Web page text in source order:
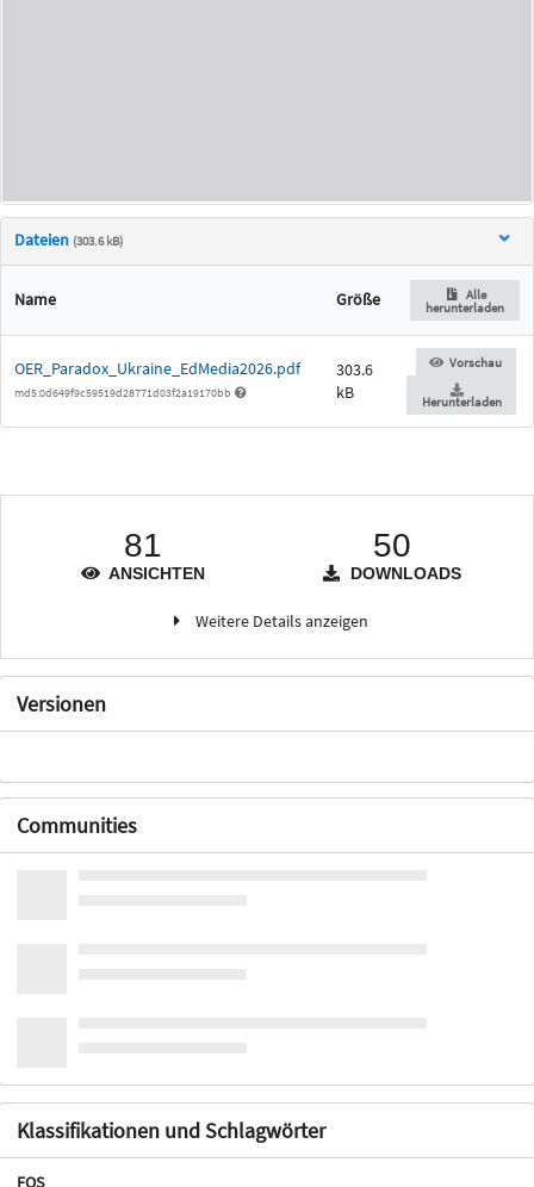
Dateien (303.6 kB)
Name Größe Alle
herunterladen
OER_Paradox_Ukraine_EdMedia2026.pdf
md5:0d649f9c59519d28771d03f2a19170bb
303.6
kB
Vorschau
Herunterladen
81
ANSICHTEN
50
DOWNLOADS
Weitere Details anzeigen
Versionen
Communities
Klassifikationen und Schlagwörter
FOS